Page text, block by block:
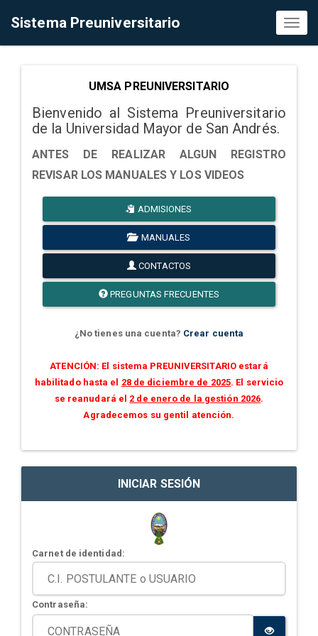
Sistema Preuniversitario
UMSA PREUNIVERSITARIO
Bienvenido al Sistema Preuniversitario
de la Universidad Mayor de San Andrés.
ANTES DE REALIZAR ALGUN REGISTRO
REVISAR LOS MANUALES Y LOS VIDEOS
ADMISIONES
MANUALES
CONTACTOS
PREGUNTAS FRECUENTES
¿No tienes una cuenta? Crear cuenta
ATENCIÓN: El sistema PREUNIVERSITARIO estará
habilitado hasta el 28 de diciembre de 2025. El servicio
se reanudará el 2 de enero de la gestión 2026.
Agradecemos su gentil atención.
INICIAR SESIÓN
Carnet de identidad:
Contraseña: